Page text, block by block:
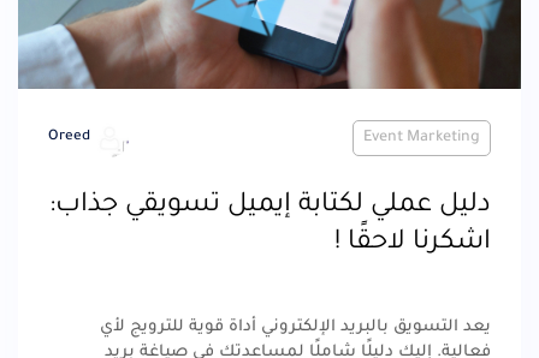
Event Marketing
Oreed
دليل عملي لكتابة إيميل تسويقي جذاب:
اشكرنا لاحقًا !
يعد التسويق بالبريد الإلكتروني أداة قوية للترويج لأي
فعالية. إليك دليلًا شاملًا لمساعدتك في صياغة بريد